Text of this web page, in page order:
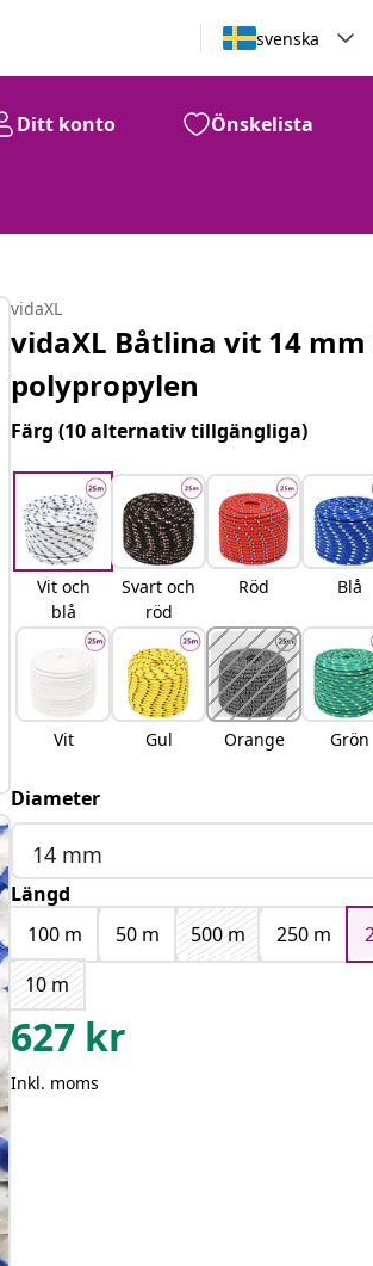
svenska
Ditt konto Önskelista
vidaXL
vidaXL Båtlina vit 14 mm
polypropylen
Färg(10 alternativ tillgängliga)
Vit och
blå
Svart och
röd
Röd Blå
Vit Gul Orange Grön
Diameter
14 mm
Längd
100 m
50 m 500 m 250 m
10 m
627 kr
Inkl. moms